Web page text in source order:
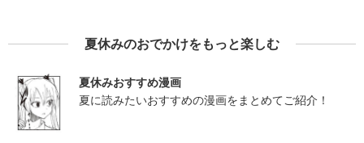
夏休みのおでかけをもっと楽しむ
夏休みおすすめ漫画
夏に読みたいおすすめの漫画をまとめてご紹介！